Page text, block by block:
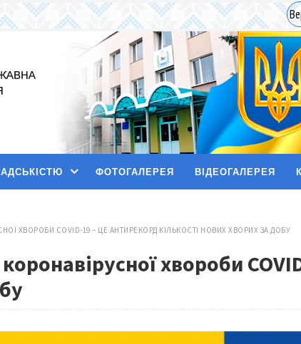
ФОТОГАЛЕРЕЯ ВІДЕОГАЛЕРЕЯ
ХВОРОБИ COVID-19 – ЦЕ АНТИРЕКОРД КІЛЬКОСТІ НОВИХ ХВОРИХ ЗА ДОБУ
хвороби